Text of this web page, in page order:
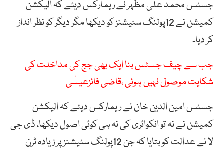
جسٹس محمد علی مظہر نے ریمارکس دیئے کہ الیکشن
کمیشن نے 12پولنگ سٹیشنز کو دیکھا مگر دیگر کو نظر انداز
کر دیا۔
جب سے چیف جسٹس بنا ایک بھی جج کی مداخلت کی
شکایت موصول نہیں ہوئی ،قاضی فائزعیسٰی
جسٹس امین الدین خان نے ریمارکس دیئے کہ الیکشن
کمیشن نے نہ تو انکوائری کی نہ ہی کوئی اصول دیکھا، ڈی جی
لا نے عدالت کو بتایا کہ جن 12پولنگ سٹیشنز پر زیادہ ٹرن